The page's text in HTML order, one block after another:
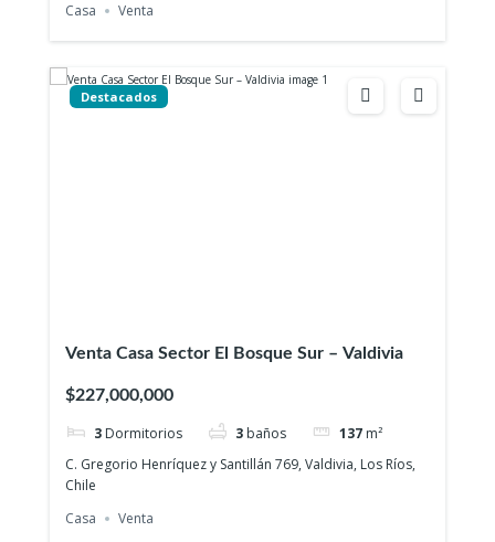
Casa
Venta
Destacados
Venta Casa Sector El Bosque Sur – Valdivia
$227,000,000
3 Dormitorios 3 baños 137 m²
C. Gregorio Henríquez y Santillán 769, Valdivia, Los Ríos,
Chile
Casa
Venta